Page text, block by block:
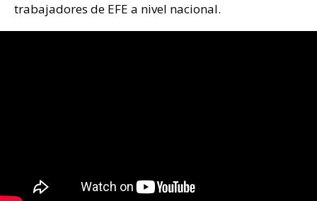
trabajadores de EFE a nivel nacional.